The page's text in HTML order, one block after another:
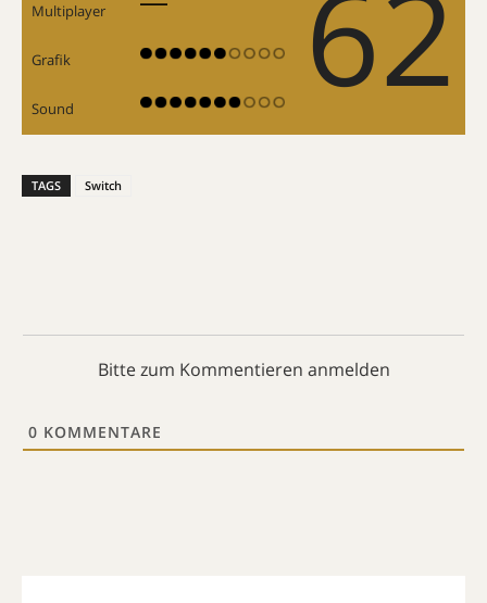
Multiplayer
Grafik
Sound
TAGS Switch
Bitte zum Kommentieren anmelden
0 KOMMENTARE